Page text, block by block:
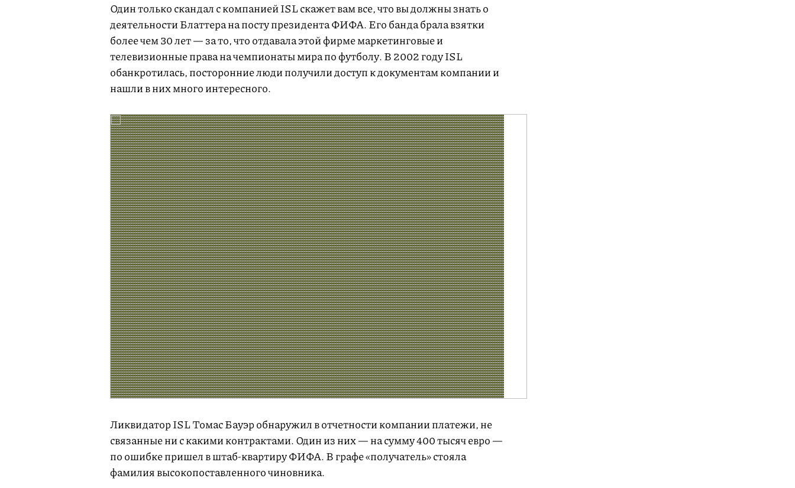
Один только скандал с компанией ISL скажет вам все, что вы должны знать о
деятельности Блаттера на посту президента ФИФА. Его банда брала взятки
более чем 30 лет — за то, что отдавала этой фирме маркетинговые и
телевизионные права на чемпионаты мира по футболу. В 2002 году ISL
обанкротилась, посторонние люди получили доступ к документам компании и
нашли в них много интересного.
Ликвидатор ISL Томас Бауэр обнаружил в отчетности компании платежи, не
связанные ни с какими контрактами. Один из них — на сумму 400 тысяч евро —
по ошибке пришел в штаб-квартиру ФИФА. В графе «получатель» стояла
фамилия высокопоставленного чиновника.